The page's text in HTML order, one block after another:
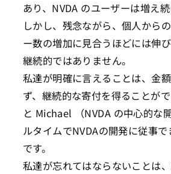
あり、NVDA のユーザーは増え続
しかし、残念ながら、個人から
ー数の増加に見合うほどには伸
継続的ではありません。
私達が明確に言えることは、金
ず、継続的な寄付を得ることが
と Michael （NVDA の中心的な
ルタイムでNVDAの開発に従事
です。
私達が忘れてはならないことは